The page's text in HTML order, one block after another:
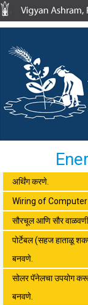
अर्थिंग करणे.
Wiring of
सौरचूल आणि सौर
पोर्टेबल (सहज हाताळू
बनवणे.
सोलर पॅनेलचा उपयोग
बनवणे.